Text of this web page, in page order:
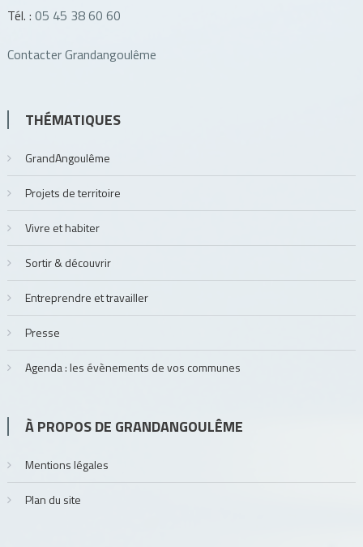
Tél. : 05 45 38 60 60
Contacter Grandangoulême
THÉMATIQUES
GrandAngoulême
Projets de territoire
Vivre et habiter
Sortir & découvrir
Entreprendre et travailler
Presse
Agenda : les évènements de vos communes
À PROPOS DE GRANDANGOULÊME
Mentions légales
Plan du site